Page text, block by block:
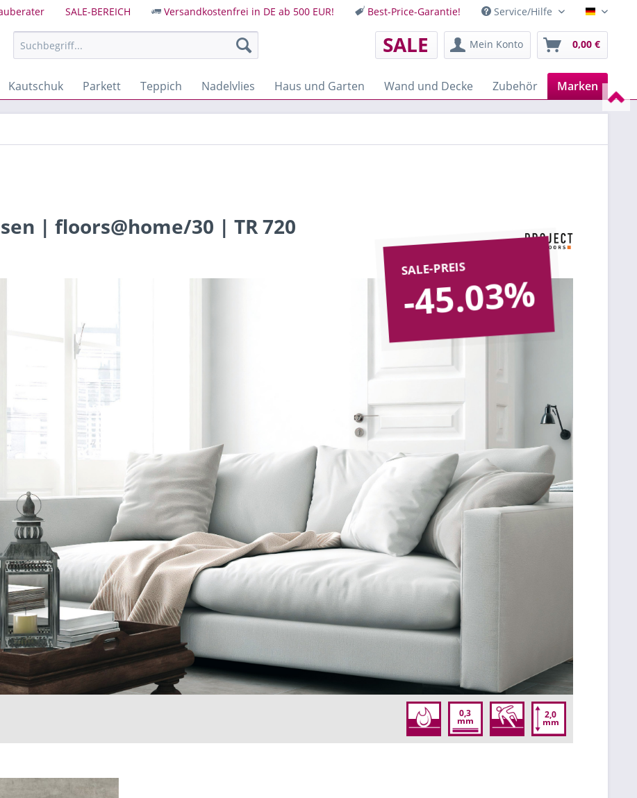
SALE-BEREICH Versandkostenfrei in DE ab 500 EUR! Best-Price-Garantie! Service/Hilfe Deutsch
SALE Mein Konto 0,00 €
Kautschuk Parkett Teppich Nadelvlies Haus und Garten Wand und Decke Zubehör Marken
| floors@home/30 | TR 720
2,0
mm
0,3
mm
SALE-PREIS
-45.03%